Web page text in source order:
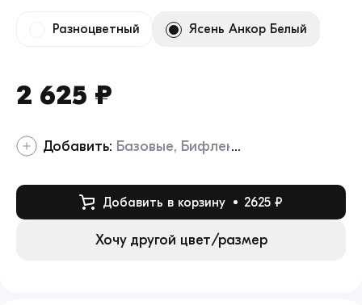
Разноцветный Ясень Анкор Белый
2 625 ₽
Добавить: Базовые Бифлекс
Добавить в корзину 2625 ₽
Хочу другой цвет/размер